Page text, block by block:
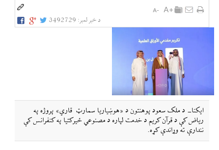
د خبر لمبر: 3492729
ایکنا- د ملک سعود پوهنتون د «هوښیاریا سمارټ قاري» پروژه په
ریاض کې د قرآن کریم د خدمت لپاره د مصنوعي ځیرکتیا په کنفرانس کې
نندارې ته وړاندې کړه.